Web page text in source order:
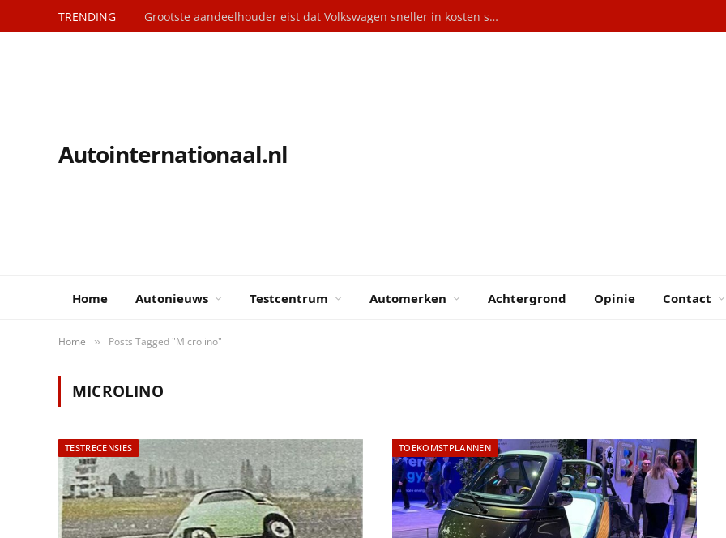
TRENDING Grootste aandeelhouder eist dat Volkswagen sneller in kosten snijdt
Autointernationaal.nl
Home Autonieuws Testcentrum Automerken Achtergrond Opinie Contact
Home » Posts Tagged "Microlino"
MICROLINO
TESTRECENSIES TOEKOMSTPLANNEN